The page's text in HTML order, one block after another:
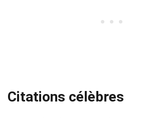
Citations célèbres